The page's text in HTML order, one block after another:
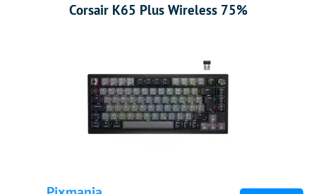
Corsair K65 Plus Wireless 75%